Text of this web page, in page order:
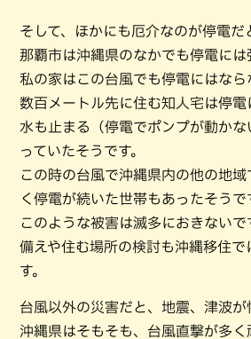
そして、ほかにも厄介なのが停電だ
那覇市は沖縄県のなかでも停電に
私の家はこの台風でも停電にはなら
数百メートル先に住む知人宅は停
水も止まる（停電でポンプが動か
っていたそうです。
この時の台風で沖縄県内の他の地
く停電が続いた世帯もあったそうで
このような被害は滅多におきない
備えや住む場所の検討も沖縄移住で
す。
台風以外の災害だと、地震、津波が
沖縄県はそもそも、台風直撃が多く